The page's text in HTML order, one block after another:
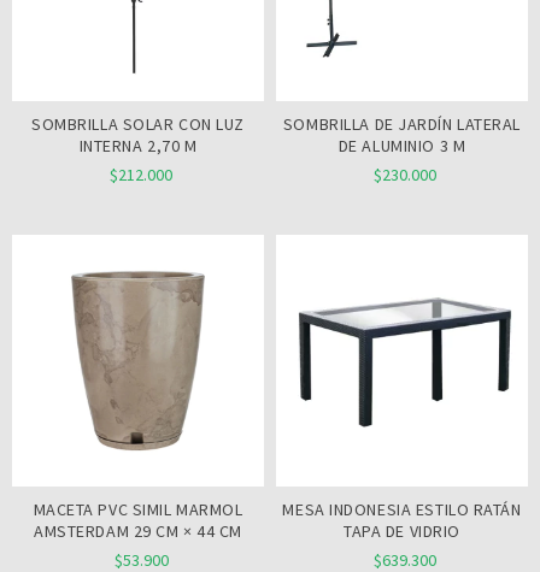
SOMBRILLA SOLAR CON LUZ
INTERNA 2,70 M
$212.000
SOMBRILLA DE JARDÍN LATERAL
DE ALUMINIO 3 M
$230.000
MACETA PVC SIMIL MARMOL
AMSTERDAM 29 CM × 44 CM
$53.900
MESA INDONESIA ESTILO RATÁN
TAPA DE VIDRIO
$639.300